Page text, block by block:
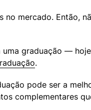
mercado. Então,
graduação —
.
pode ser a
complementares